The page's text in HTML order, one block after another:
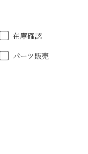
在庫確認
パーツ販売